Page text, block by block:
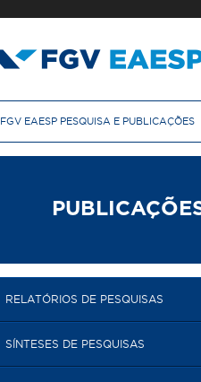
FGV EAESP PESQUISA E PUBLICAÇÕES
RELATÓRIOS DE PESQUISAS
SÍNTESES DE PESQUISAS